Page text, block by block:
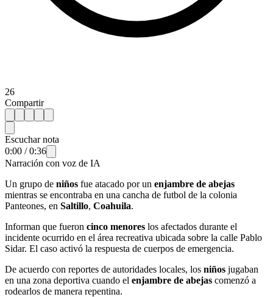
26
Compartir
Escuchar nota
0:00 /0:36
Narración con voz de IA
Un grupo de niños fue atacado por un enjambre de abejas
mientras se encontraba en una cancha de futbol de la colonia
Panteones, en Saltillo, Coahuila.
Informan que fueron cinco menores los afectados durante el
incidente ocurrido en el área recreativa ubicada sobre la calle Pablo
Sidar. El caso activó la respuesta de cuerpos de emergencia.
De acuerdo con reportes de autoridades locales, los niños jugaban
en una zona deportiva cuando el enjambre de abejas comenzó a
rodearlos de manera repentina.